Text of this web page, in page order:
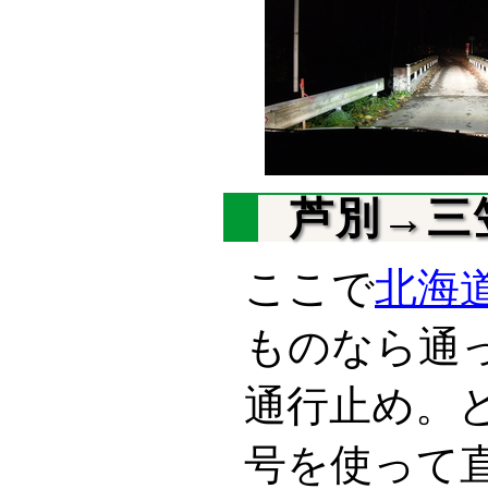
芦別→三
ここで北海
ものなら通
通行止め。
号を使って